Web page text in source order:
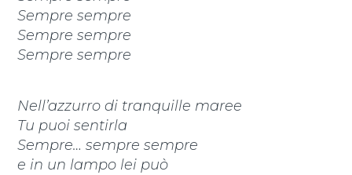
Sempre sempre
Sempre sempre
Sempre sempre
Nell’azzurro di tranquille maree
Tu puoi sentirla
Sempre… sempre sempre
e in un lampo lei può